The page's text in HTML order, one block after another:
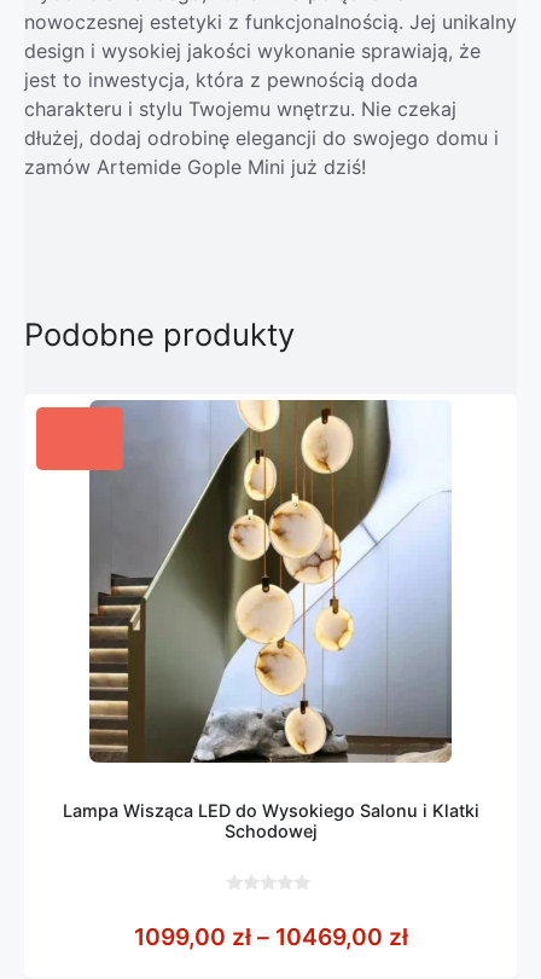
nowoczesnej estetyki z funkcjonalnością. Jej unikalny
design i wysokiej jakości wykonanie sprawiają, że
jest to inwestycja, która z pewnością doda
charakteru i stylu Twojemu wnętrzu. Nie czekaj
dłużej, dodaj odrobinę elegancji do swojego domu i
zamów Artemide Gople Mini już dziś!
Podobne produkty
Lampa Wisząca LED do Wysokiego Salonu i Klatki
Schodowej
5
1099,00 zł – 10469,00 złZakres